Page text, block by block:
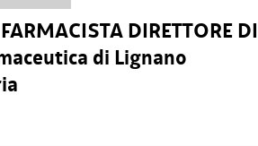
DIRETTORE DI
di Lignano